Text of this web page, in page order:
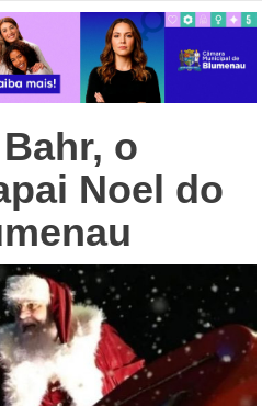
o
Noel do